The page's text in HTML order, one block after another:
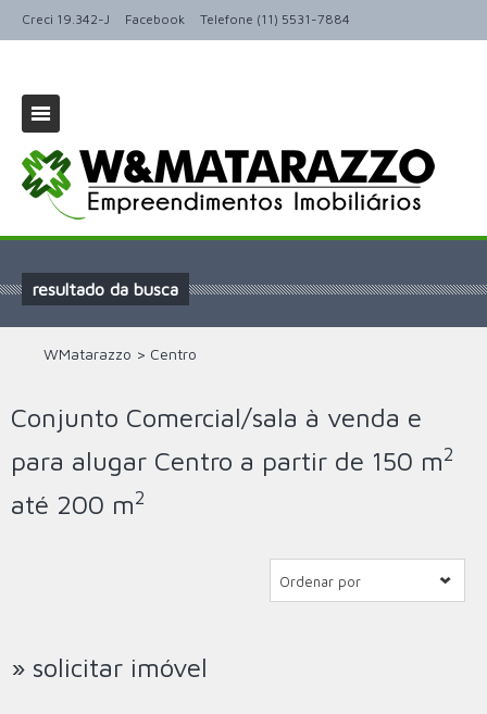
Creci 19.342-J Facebook Telefone (11) 5531-7884
resultado da busca
WMatarazzo > Centro
Conjunto Comercial/sala à venda e
para alugar Centro a partir de 150 m2
até 200 m2
Ordenar por
» solicitar imóvel